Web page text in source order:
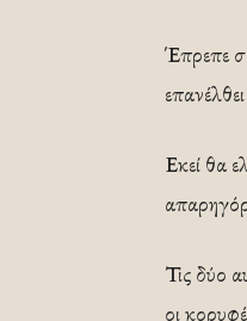
Έπρεπε
Εκεί θα
Τις δύο
οι